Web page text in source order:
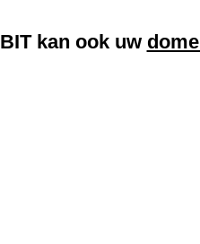
BIT kan ook uw